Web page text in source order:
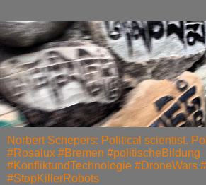
Norbert Schepers: Political scientist.
#Rosalux #Bremen #politischeBildung
#KonfliktundTechnologie #DroneWars
#StopKillerRobots